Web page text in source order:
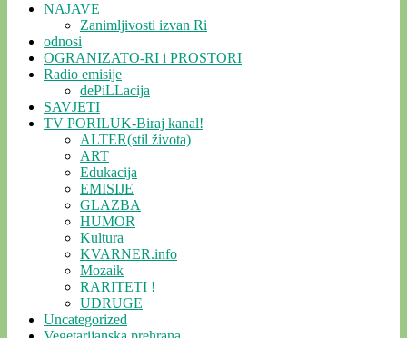
NAJAVE
Zanimljivosti izvan Ri
odnosi
OGRANIZATO-RI i PROSTORI
Radio emisije
dePiLLacija
SAVJETI
TV PORILUK-Biraj kanal!
ALTER(stil života)
ART
Edukacija
EMISIJE
GLAZBA
HUMOR
Kultura
KVARNER.info
Mozaik
RARITETI !
UDRUGE
Uncategorized